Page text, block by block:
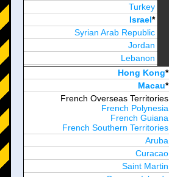
Turkey
*
Israel
Syrian Arab Republic
Jordan
Lebanon
*
United Arab Emirates *
Hong Kong
*
Macau
French Overseas Territories
French Polynesia
French Guiana
French Southern Territories
Aruba
Curacao
Saint Martin